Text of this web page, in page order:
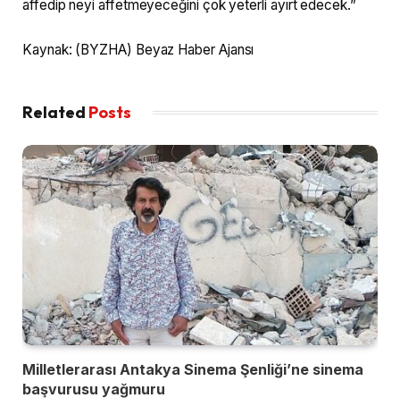
affedip neyi affetmeyeceğini çok yeterli ayırt edecek.”
Kaynak: (BYZHA) Beyaz Haber Ajansı
Related Posts
Milletlerarası Antakya Sinema Şenliği’ne sinema
başvurusu yağmuru